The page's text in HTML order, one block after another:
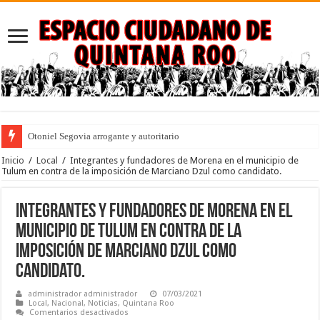
Otoniel Segovia arrogante y autoritario
Puebla: ley que penaliza el desempleo y la pobreza con dedicatoria a los
Inicio / Local / Integrantes y fundadores de Morena en el municipio de
Tulum en contra de la imposición de Marciano Dzul como candidato.
Integrantes y fundadores de Morena en el
municipio de Tulum en contra de la
imposición de Marciano Dzul como
candidato.
administrador administrador
07/03/2021
Local, Nacional, Noticias, Quintana Roo
Comentarios desactivados